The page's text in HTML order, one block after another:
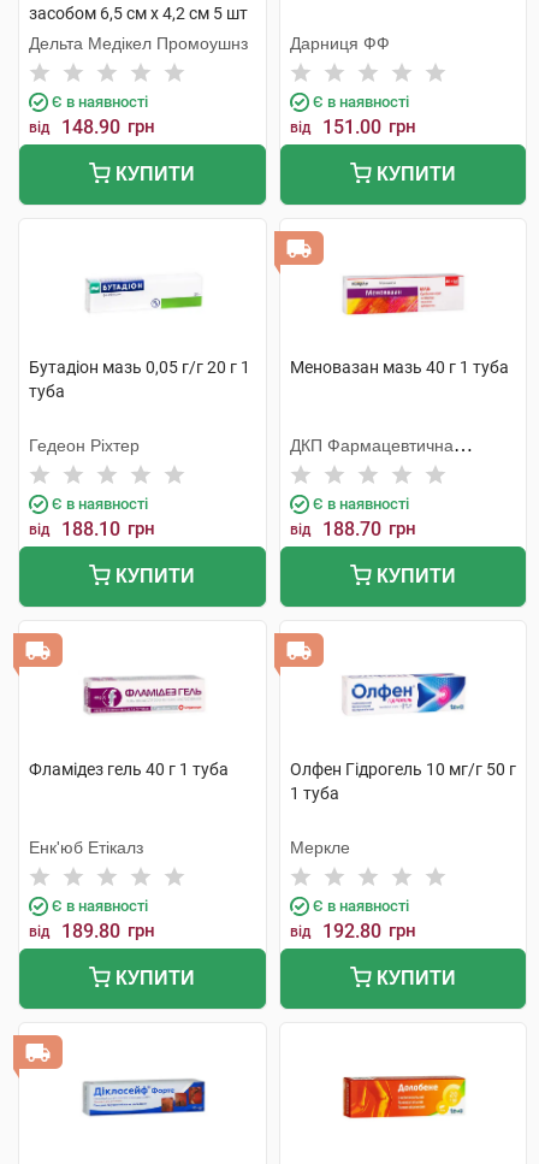
засобом 6,5 см х 4,2 см 5 шт
Дельта Медікел Промоушнз
Є в наявності
від 148.90 грн
КУПИТИ
Дарниця ФФ
Є в наявності
від 151.00 грн
КУПИТИ
Бутадіон мазь 0,05 г/г 20 г 1
туба
Гедеон Ріхтер
Є в наявності
від 188.10 грн
КУПИТИ
Меновазан мазь 40 г 1 туба
ДКП Фармацевтична
фабрика
Є в наявності
від 188.70 грн
КУПИТИ
Фламідез гель 40 г 1 туба
Енк'юб Етікалз
Є в наявності
від 189.80 грн
КУПИТИ
Олфен Гідрогель 10 мг/г 50 г
1 туба
Меркле
Є в наявності
від 192.80 грн
КУПИТИ